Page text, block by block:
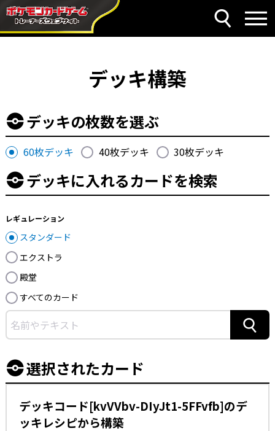
デッキ構築
デッキの枚数を選ぶ
60枚デッキ 40枚デッキ 30枚デッキ
デッキに入れるカードを検索
レギュレーション
スタンダード
エクストラ
殿堂
すべてのカード
選択されたカード
デッキコード[kvVVbv-DIyJt1-5FFvfb]のデ
ッキレシピから構築